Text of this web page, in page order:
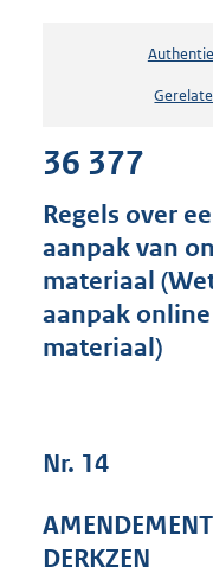
36 377
Regels over
aanpak van
materiaal
aanpak
materiaal)
Nr. 14
DERKZEN